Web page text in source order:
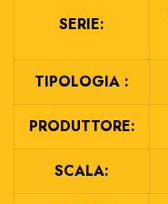
SERIE:
TIPOLOGIA :
PRODUTTORE:
SCALA: